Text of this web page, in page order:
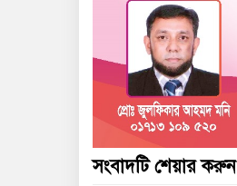
সংবাদটি শেয়ার করুন